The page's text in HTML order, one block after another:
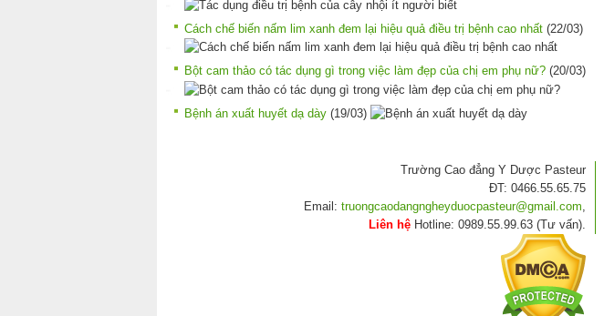
Cách chế biến nấm lim xanh đem lại hiệu quả điều trị bệnh cao nhất (22/03)
Bột cam thảo có tác dụng gì trong việc làm đẹp của chị em phụ nữ? (20/03)
Bệnh án xuất huyết dạ dày (19/03)
Trường Cao đẳng Y Dược Pasteur
ĐT: 0466.55.65.75
Email:truongcaodangngheyduocpasteur@gmail.com,
Liên hệ Hotline: 0989.55.99.63 (Tư vấn).